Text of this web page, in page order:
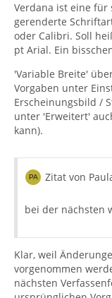
Verdana ist eine für
gerenderte
oder Calibri. Soll
pt Arial. Ein
'Variable Breite'
Vorgaben unter
Erscheinungsbild /
unter 'Erweitert'
kann).
Zitat von
bei der nächsten
Klar, weil
vorgenommen
nächsten